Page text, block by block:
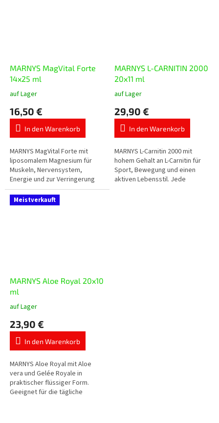
MARNYS MagVital Forte
14x25 ml
Die
Produktbewertung
ist
5,0
5
Sternen.
auf Lager
16,50 €
In den Warenkorb
MARNYS MagVital Forte mit
liposomalem Magnesium für
Muskeln, Nervensystem,
Energie und zur Verringerung
von Müdigkeit. Enthält
Magnesium aus drei Quellen –
Magnesiumcitrat,...
MARNYS L-CARNITIN 2000
20x11 ml
Die
Produktbewertung
ist
5,0
5
Sternen.
auf Lager
29,90 €
In den Warenkorb
MARNYS L-Carnitin 2000 mit
hohem Gehalt an L-Carnitin für
Sport, Bewegung und einen
aktiven Lebensstil. Jede
Meistverkauft
MARNYS Aloe Royal 20x10
ml
Die
Produktbewertung
ist
5,0
5
Sternen.
auf Lager
23,90 €
In den Warenkorb
MARNYS Aloe Royal mit Aloe
vera und Gelée Royale in
praktischer flüssiger Form.
Geeignet für die tägliche